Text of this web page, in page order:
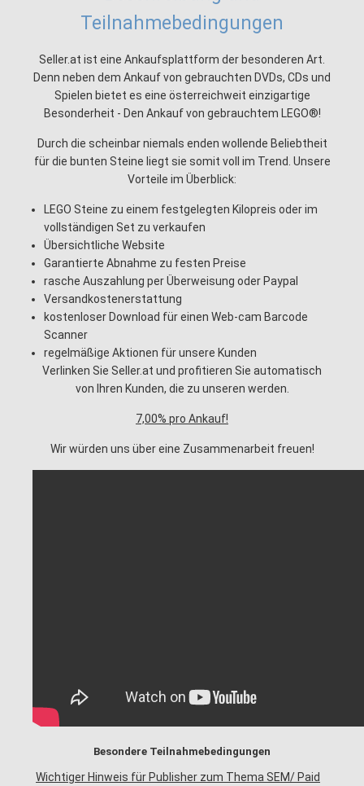
Teilnahmebedingungen
Seller.at ist eine Ankaufsplattform der besonderen Art.
Denn neben dem Ankauf von gebrauchten DVDs, CDs und
Spielen bietet es eine österreichweit einzigartige
Besonderheit - Den Ankauf von gebrauchtem LEGO®!
Durch die scheinbar niemals enden wollende Beliebtheit
für die bunten Steine liegt sie somit voll im Trend. Unsere
Vorteile im Überblick:
LEGO Steine zu einem festgelegten Kilopreis oder im
vollständigen Set zu verkaufen
Übersichtliche Website
Garantierte Abnahme zu festen Preise
rasche Auszahlung per Überweisung oder Paypal
Versandkostenerstattung
kostenloser Download für einen Web-cam Barcode
Scanner
regelmäßige Aktionen für unsere Kunden
Verlinken Sie Seller.at und profitieren Sie automatisch
von Ihren Kunden, die zu unseren werden.
7,00% pro Ankauf!
Wir würden uns über eine Zusammenarbeit freuen!
Besondere Teilnahmebedingungen
Wichtiger Hinweis für Publisher zum Thema SEM/ Paid